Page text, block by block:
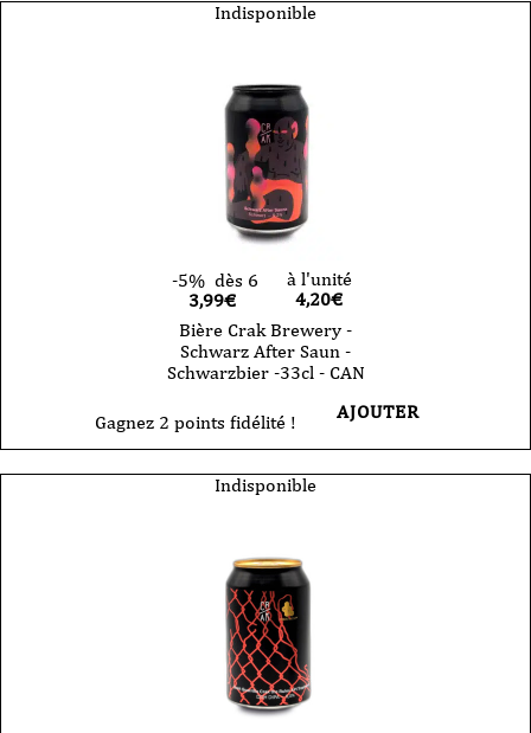
Indisponible
-5% dès 6
3,99€
à l'unité
4,20€
Bière Crak Brewery -
Schwarz After Saun -
Schwarzbier -33cl - CAN
Gagnez 2 points fidélité ! AJOUTER
Indisponible